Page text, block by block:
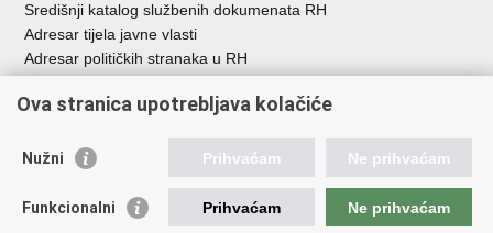
Središnji katalog službenih dokumenata RH
Adresar tijela javne vlasti
Adresar političkih stranaka u RH
Besplatni telefoni javne uprave
Važne poveznice
Vlada Republike Hrvatske
Ova stranica upotrebljava kolačiće
Nužni Prihvaćam Ne prihvaćam
Funkcionalni Prihvaćam Ne prihvaćam